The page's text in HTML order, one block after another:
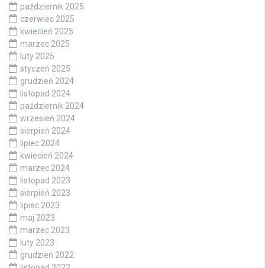
październik 2025
czerwiec 2025
kwiecień 2025
marzec 2025
luty 2025
styczeń 2025
grudzień 2024
listopad 2024
październik 2024
wrzesień 2024
sierpień 2024
lipiec 2024
kwiecień 2024
marzec 2024
listopad 2023
sierpień 2023
lipiec 2023
maj 2023
marzec 2023
luty 2023
grudzień 2022